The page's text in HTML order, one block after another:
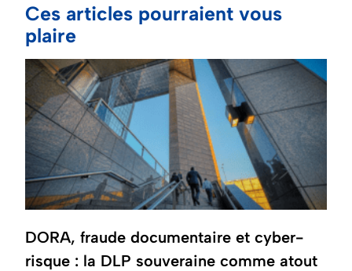
Ces articles pourraient vous
plaire
DORA, fraude documentaire et cyber-
risque : la DLP souveraine comme atout